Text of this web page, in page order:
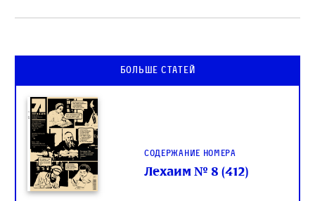
Больше статей
Содержание номера
Лехаим № 8 (412)